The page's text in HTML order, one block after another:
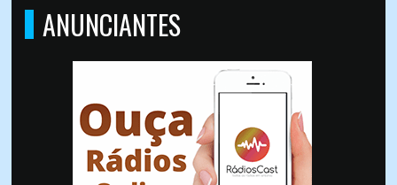
ANUNCIANTES